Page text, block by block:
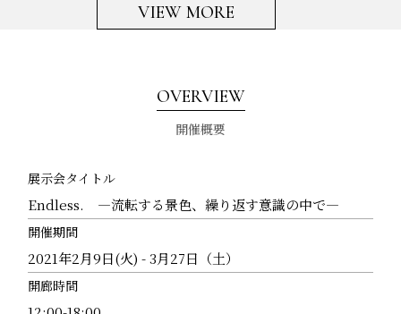
VIEW MORE
OVERVIEW
開催概要
展示会タイトル
Endless. ―流転する景色、繰り返す意識の中で—
開催期間
2021年2月9日(火) - 3月27日（土）
開廊時間